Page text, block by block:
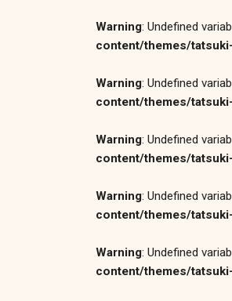
Warning: Undefined
content/themes/
Warning: Undefined
content/themes/
Warning: Undefined
content/themes/
Warning: Undefined
content/themes/
Warning: Undefined
content/themes/